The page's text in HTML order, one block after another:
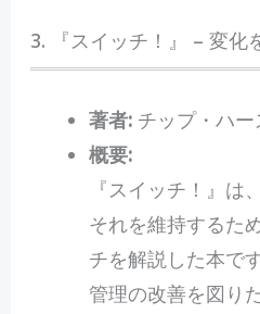
3. 『スイッチ！』 – 変化
著者:チップ・ハー
概要:
『スイッチ！』は
それを維持するた
チを解説した本で
管理の改善を図り